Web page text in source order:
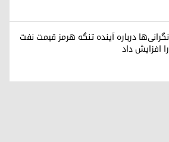
نگرانی‌ها درباره آینده تنگه هرمز قیمت نفت
را افزایش داد